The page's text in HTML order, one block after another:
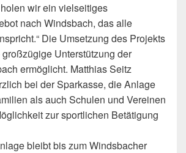
wir ein vielseitiges
nach Windsbach, das alle
Die Umsetzung des Projekts
Unterstützung der
ermöglicht. Matthias Seitz
bei der Sparkasse, die Anlage
als auch Schulen und Vereinen
zur sportlichen Betätigung
bleibt bis zum Windsbacher